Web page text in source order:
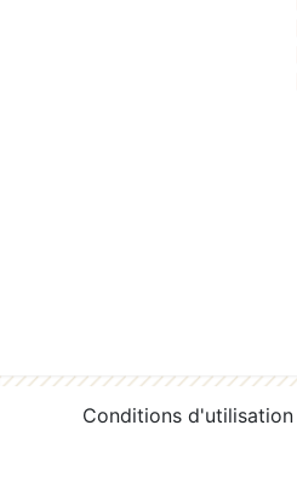
Conditions d'utilisation